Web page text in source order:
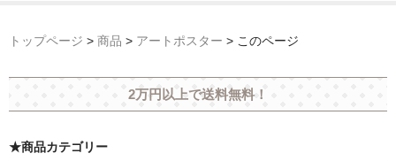
トップページ > 商品 > アートポスター > このページ
2万円以上で送料無料！
★商品カテゴリー